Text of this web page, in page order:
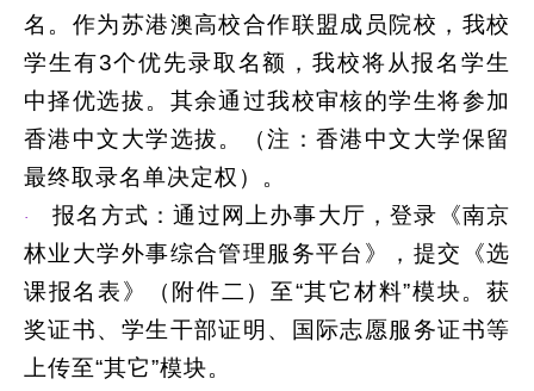
名。作为苏港澳高校合作联盟成员院校，我校
学生有3个优先录取名额，我校将从报名学生
中择优选拔。其余通过我校审核的学生将参加
香港中文大学选拔。（注：香港中文大学保留
最终取录名单决定权）。
·
报名方式：通过网上办事大厅，登录《南京
林业大学外事综合管理服务平台》，提交《选
课报名表》（附件二）至“其它材料”模块。获
奖证书、学生干部证明、国际志愿服务证书等
上传至“其它”模块。